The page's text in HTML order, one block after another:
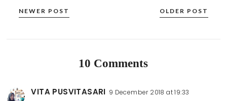
NEWER POST OLDER POST
10 Comments
VITA PUSVITASARI 9 December 2018 at 19:33